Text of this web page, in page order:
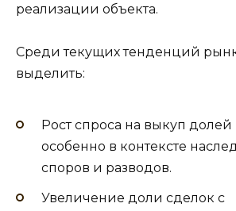
реализации объекта.
Среди текущих тенденций
выделить:
Рост спроса на выкуп долей
особенно в контексте
споров и разводов.
Увеличение доли сделок с